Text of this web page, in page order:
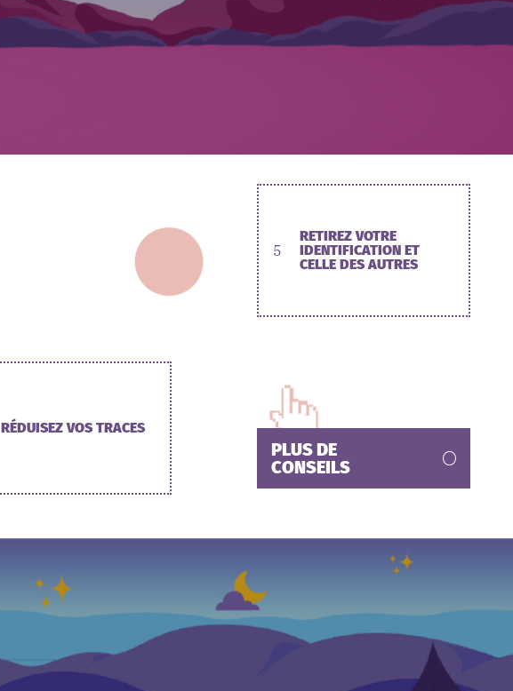
5
RETIREZ VOTRE
IDENTIFICATION ET
CELLE DES AUTRES
RÉDUISEZ VOS TRACES
PLUS DE
CONSEILS